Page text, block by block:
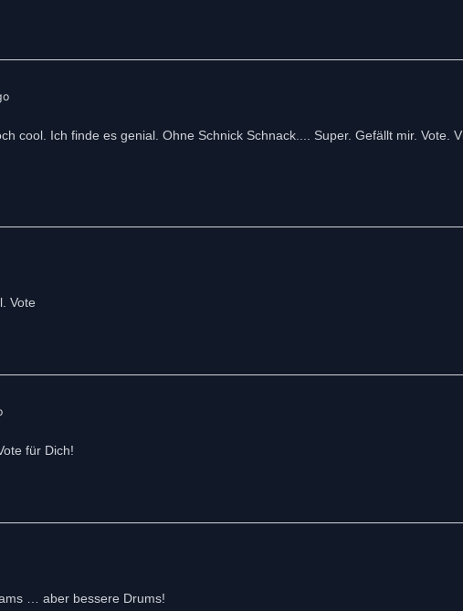
cool. Ich finde es genial. Ohne Schnick Schnack.... Super. Gefällt mir. Vote.
Vote
für Dich!
… aber bessere Drums!